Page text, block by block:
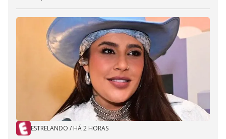
ESTRELANDO / HÁ 2 HORAS